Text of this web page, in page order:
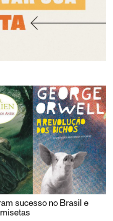
sucesso no Brasil e